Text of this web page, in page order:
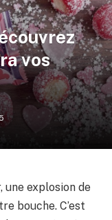
vos
une explosion de
bouche. C’est